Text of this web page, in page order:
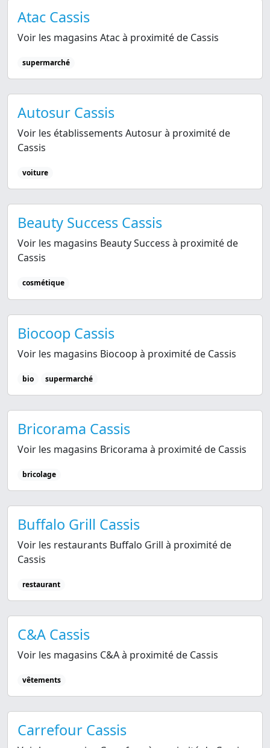
Atac Cassis
Voir les magasins Atac à proximité de Cassis
supermarché
Autosur Cassis
Voir les établissements Autosur à proximité de
Cassis
voiture
Beauty Success Cassis
Voir les magasins Beauty Success à proximité de
Cassis
cosmétique
Biocoop Cassis
Voir les magasins Biocoop à proximité de Cassis
bio supermarché
Bricorama Cassis
Voir les magasins Bricorama à proximité de Cassis
bricolage
Buffalo Grill Cassis
Voir les restaurants Buffalo Grill à proximité de
Cassis
restaurant
C&A Cassis
Voir les magasins C&A à proximité de Cassis
vêtements
Carrefour Cassis